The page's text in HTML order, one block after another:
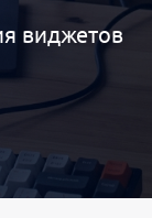
виджетов